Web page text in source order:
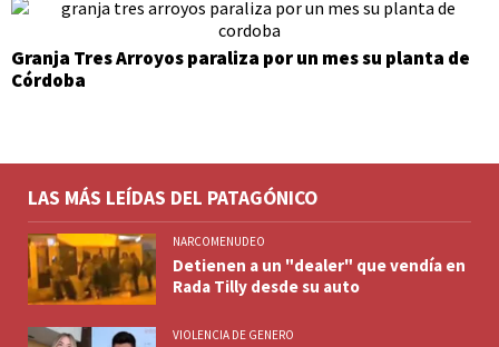
Granja Tres Arroyos paraliza por un mes su planta de
Córdoba
LAS MÁS LEÍDAS DEL PATAGÓNICO
NARCOMENUDEO
Detienen a un "dealer" que vendía en
Rada Tilly desde su auto
VIOLENCIA DE GENERO